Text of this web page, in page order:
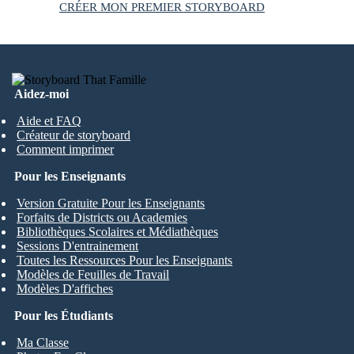
CRÉER MON PREMIER STORYBOARD
Aidez-moi
Aide et FAQ
Créateur de storyboard
Comment imprimer
Pour les Étudiants
Ma Classe
Pour les Enseignants
Version Gratuite Pour les Enseignants
Forfaits de Districts ou Academies
Bibliothèques Scolaires et Médiathèques
Sessions D'entrainement
Toutes les Ressources Pour les Enseignants
Modèles de Feuilles de Travail
Modèles D'affiches